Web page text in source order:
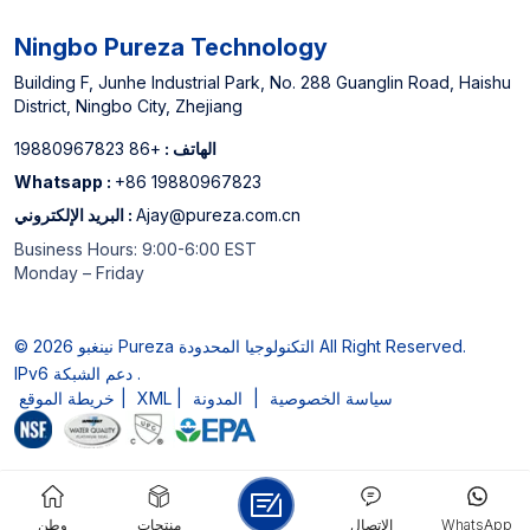
Ningbo Pureza Technology
Building F, Junhe Industrial Park, No. 288 Guanglin Road, Haishu
District, Ningbo City, Zhejiang
الهاتف : +86 19880967823
Whatsapp : +86 19880967823
البريد الإلكتروني : Ajay@pureza.com.cn
Business Hours: 9:00-6:00 EST
Monday – Friday
© 2026 نينغبو Pureza التكنولوجيا المحدودة All Right Reserved.
IPv6 دعم الشبكة .
خريطة الموقع
XML المدونة سياسة الخصوصية
وطن منتجات WhatsApp الاتصال